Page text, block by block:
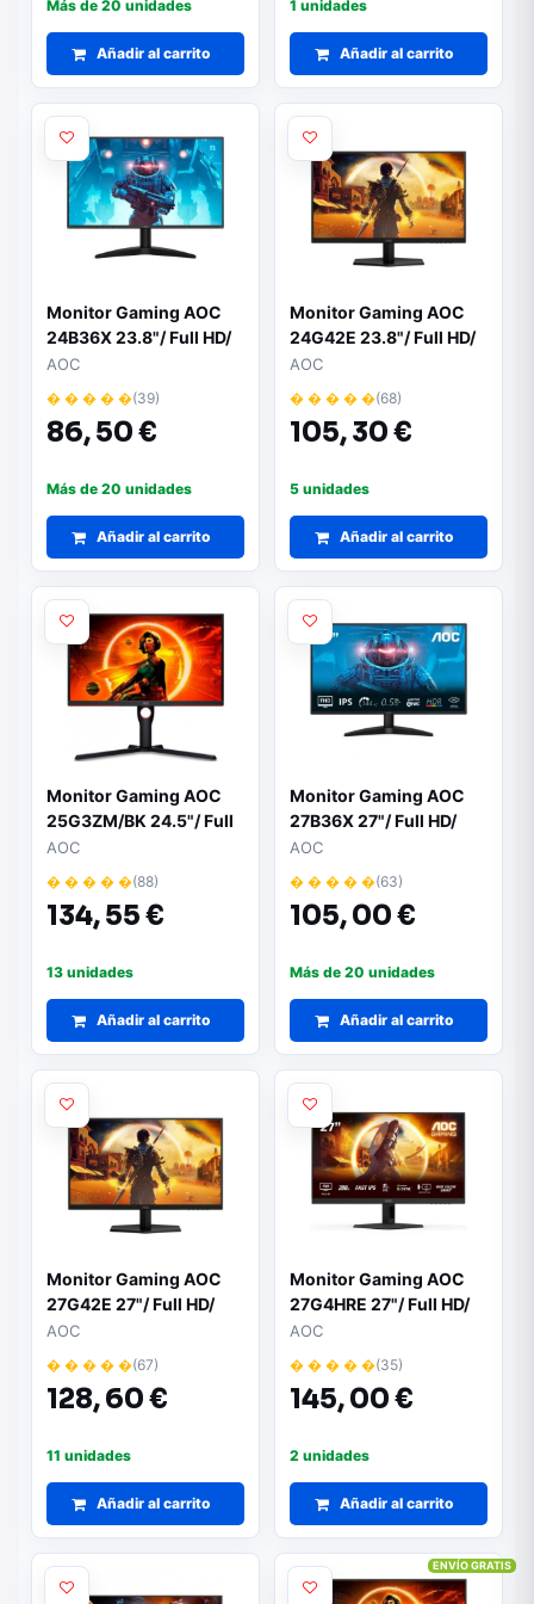
Más de 20 unidades
Añadir al carrito
1 unidades
Añadir al carrito
Monitor Gaming AOC
24B36X 23.8"/ Full HD/
0.5ms/ 144Hz/ IPS/
Multimedia/ Regulable
en altura/ Negro
AOC
� � � � �(39)
86,50 €
Más de 20 unidades
Añadir al carrito
Monitor Gaming AOC
24G42E 23.8"/ Full HD/
1ms/ 180Hz/ IPS/ Negro
AOC
� � � � �(68)
105,30 €
5 unidades
Añadir al carrito
Monitor Gaming AOC
25G3ZM/BK 24.5"/ Full
HD/ 0.5ms/ 240Hz/ VA/
Negro y Rojo
AOC
� � � � �(88)
134,55 €
13 unidades
Añadir al carrito
Monitor Gaming AOC
27B36X 27"/ Full HD/
0.5ms/ 180Hz/ IPS/
AOC
� � � � �(63)
105,00 €
Más de 20 unidades
Añadir al carrito
Monitor Gaming AOC
27G42E 27"/ Full HD/
1ms/ 180Hz/ IPS/ Negro
AOC
� � � � �(67)
128,60 €
11 unidades
Añadir al carrito
Monitor Gaming AOC
27G4HRE 27"/ Full HD/
1ms/ 200Hz/ IPS/
Multimedia/ Negro
AOC
� � � � �(35)
145,00 €
2 unidades
Añadir al carrito
ENVÍO GRATIS